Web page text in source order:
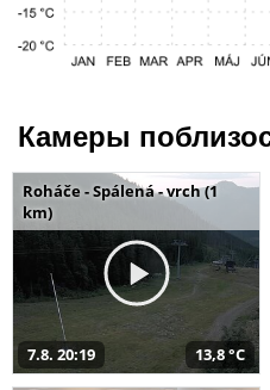
Камеры
Roháče - Spálená - vrch (1
km)
7.8. 20:19 13,8 °C